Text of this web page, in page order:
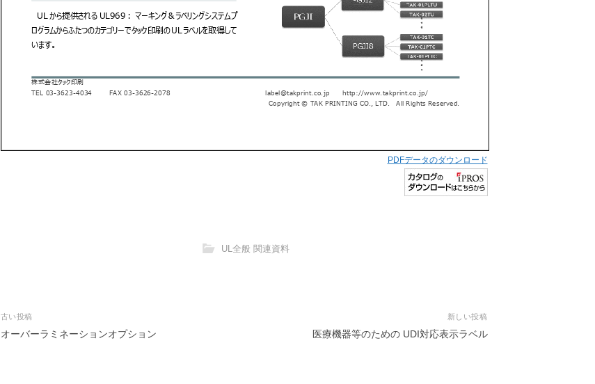
PDFデータのダウンロード
UL全般 関連資料
投
稿
古い投稿
オーバーラミネーションオプション
新しい投稿
医療機器等のための UDI対応表示ラベル